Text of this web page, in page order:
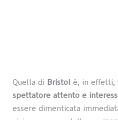
Quella di Bristolè, in effetti,
spettatore attento e
essere dimenticata